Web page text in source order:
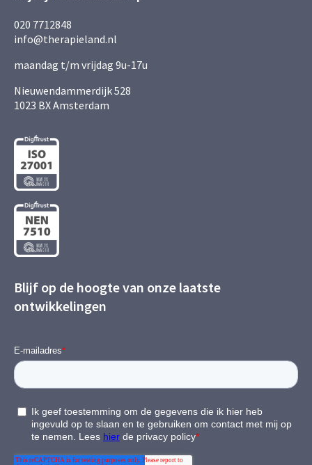
020 7712848
info@therapieland.nl
maandag t/m vrijdag 9u-17u
Nieuwendammerdijk 528
1023 BX Amsterdam
Blijf op de hoogte van onze laatste
ontwikkelingen